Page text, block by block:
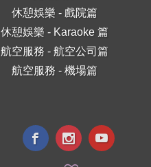
休憩娛樂 - 戲院篇
休憩娛樂 - Karaoke 篇
航空服務 - 航空公司篇
航空服務 - 機場篇